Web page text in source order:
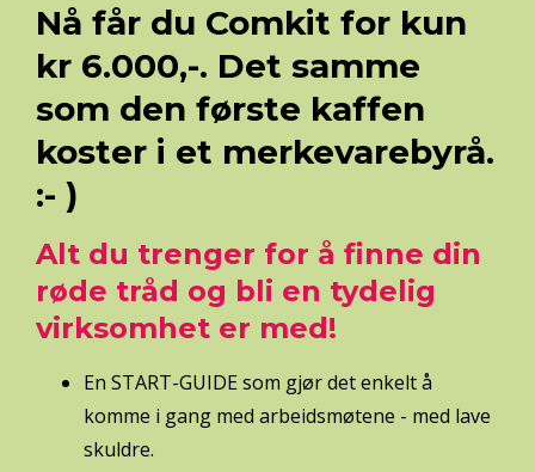
Nå får du Comkit for kun
kr 6.000,-. Det samme
som den første kaffen
koster i et merkevarebyrå.
:- )
Alt du trenger for å finne din
røde tråd og bli en tydelig
virksomhet er med!
En START-GUIDE som gjør det enkelt å
komme i gang med arbeidsmøtene - med lave
skuldre.